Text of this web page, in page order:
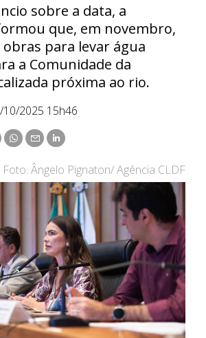
sobre a data, a
que, em novembro,
obras para levar água
a Comunidade da
próxima ao rio.
10/2025 15h46
Foto: Ângelo Pignaton/ Agência CLDF